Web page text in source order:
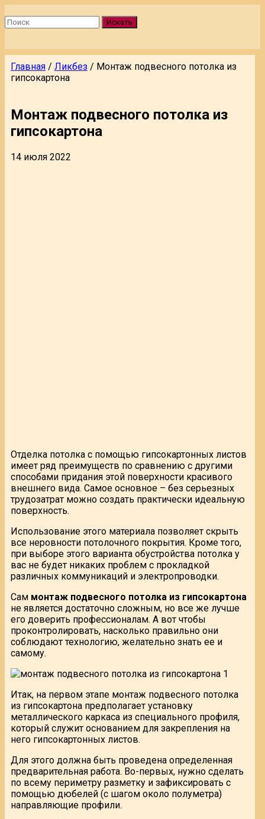
Искать
Главная / Ликбез / Монтаж подвесного потолка из
гипсокартона
Монтаж подвесного потолка из
гипсокартона
14 июля 2022
Отделка потолка с помощью гипсокартонных листов
имеет ряд преимуществ по сравнению с другими
способами придания этой поверхности красивого
внешнего вида. Самое основное – без серьезных
трудозатрат можно создать практически идеальную
поверхность.
Использование этого материала позволяет скрыть
все неровности потолочного покрытия. Кроме того,
при выборе этого варианта обустройства потолка у
вас не будет никаких проблем с прокладкой
различных коммуникаций и электропроводки.
Сам монтаж подвесного потолка из гипсокартона
не является достаточно сложным, но все же лучше
его доверить профессионалам. А вот чтобы
проконтролировать, насколько правильно они
соблюдают технологию, желательно знать ее и
самому.
Итак, на первом этапе монтаж подвесного потолка
из гипсокартона предполагает установку
металлического каркаса из специального профиля,
который служит основанием для закрепления на
него гипсокартонных листов.
Для этого должна быть проведена определенная
предварительная работа. Во-первых, нужно сделать
по всему периметру разметку и зафиксировать с
помощью дюбелей (с шагом около полуметра)
направляющие профили.